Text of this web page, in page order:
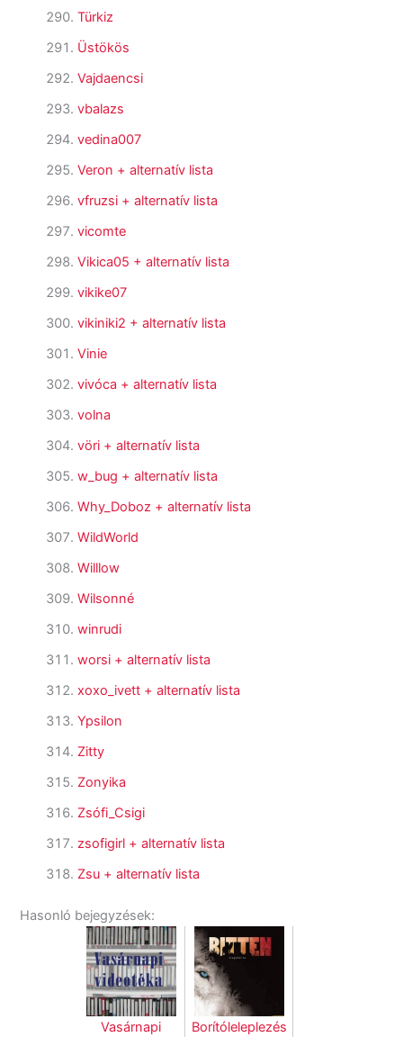
Türkiz
Üstökös
Vajdaencsi
vbalazs
vedina007
Veron + alternatív lista
vfruzsi + alternatív lista
vicomte
Vikica05 + alternatív lista
vikike07
vikiniki2 + alternatív lista
Vinie
vivóca + alternatív lista
volna
vöri + alternatív lista
w_bug + alternatív lista
Why_Doboz + alternatív lista
WildWorld
Willlow
Wilsonné
winrudi
worsi + alternatív lista
xoxo_ivett + alternatív lista
Ypsilon
Zitty
Zonyika
Zsófi_Csigi
zsofigirl + alternatív lista
Zsu + alternatív lista
Hasonló bejegyzések:
Vasárnapi
Borítóleleplezés